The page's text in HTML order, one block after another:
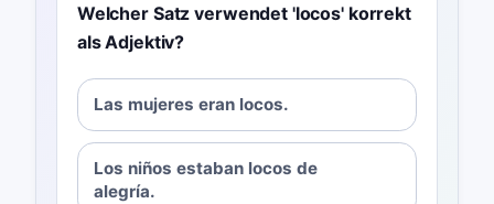
Welcher Satz verwendet 'locos' korrekt
als Adjektiv?
Las mujeres eran locos.
Los niños estaban locos de
alegría.